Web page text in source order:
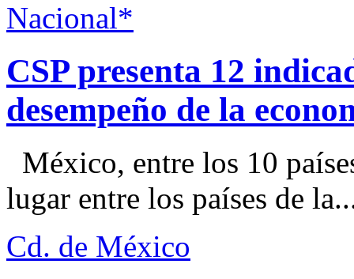
Nacional*
CSP presenta 12
desempeño de la
México, entre los 10
lugar entre los países de
Cd. de México